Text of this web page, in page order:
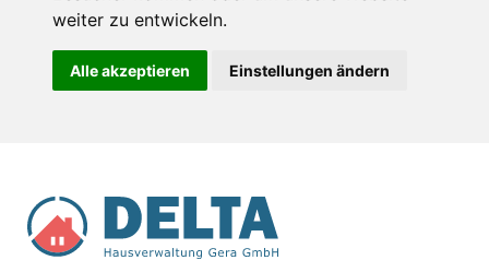
weiter zu entwickeln.
Alle akzeptieren Einstellungen ändern